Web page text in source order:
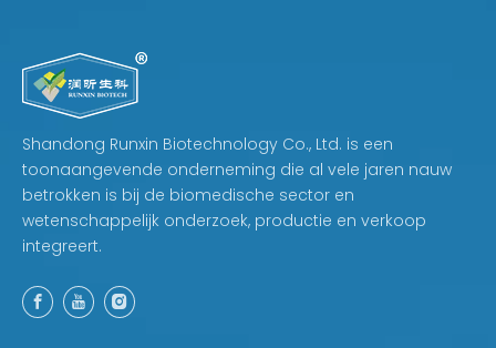
Shandong Runxin Biotechnology Co., Ltd. is een
toonaangevende onderneming die al vele jaren nauw
betrokken is bij de biomedische sector en
wetenschappelijk onderzoek, productie en verkoop
integreert.